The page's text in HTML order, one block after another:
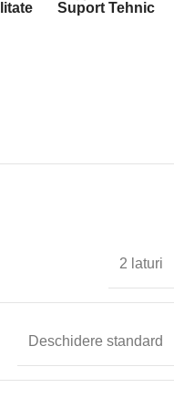
Suport Tehnic
2 laturi
Deschidere standard